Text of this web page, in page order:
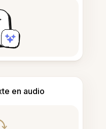
en audio